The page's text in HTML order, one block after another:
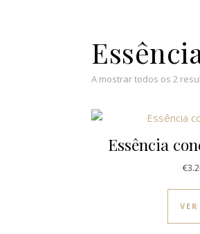
A mostrar todos os 2
Essência
€